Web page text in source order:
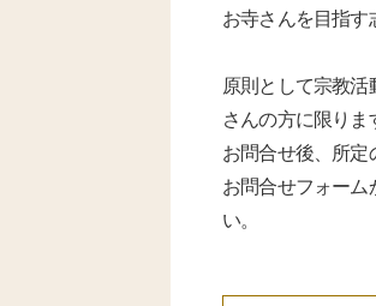
お寺さんを目指す
原則として宗教
さんの方に限りま
お問合せ後、所定
お問合せフォーム
い。